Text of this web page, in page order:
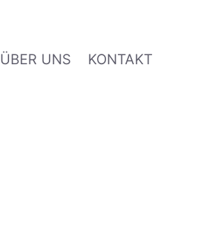
ÜBER UNS KONTAKT